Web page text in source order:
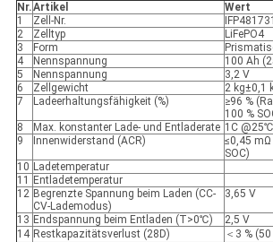
Nr.Artikel
Wert
1
Zell-Nr.
2
Zelltyp
LiFePO4
3
Form
4
Nennspannung
100 Ah
5
Nennspannung
3,2 V
6
Zellgewicht
2 kg±0,1
7
Ladeerhaltungsfähigkeit (%)
≥96 %
100 %
8
Max. konstanter Lade- und Entladerate 1C
9
Innenwiderstand (ACR)
≤0,45
SOC)
10 Ladetemperatur
11
Entladetemperatur
12 Begrenzte Spannung beim Laden (CC-
CV-Lademodus)
3,65 V
13 Endspannung beim Entladen (T>0℃)
2,5 V
14 Restkapazitätsverlust (28D) ＜3 %